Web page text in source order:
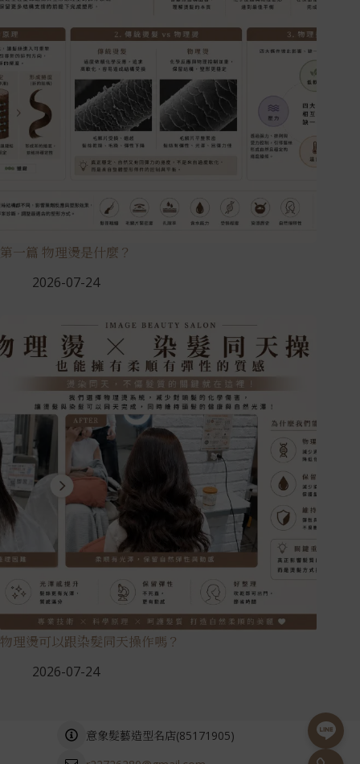
第一篇 物理燙是什麼？
2026-07-24
物理燙可以跟染髮同天操作嗎？
2026-07-24
意象髮藝造型名店(85171905)